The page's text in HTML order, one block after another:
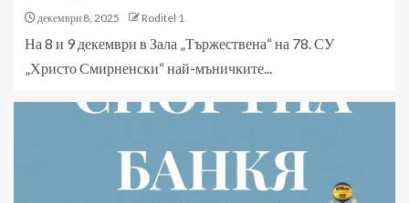
декември 8, 2025 Roditel 1
На 8 и 9 декември в Зала „Тържествена“ на 78. СУ
„Христо Смирненски“ най-мъничките...